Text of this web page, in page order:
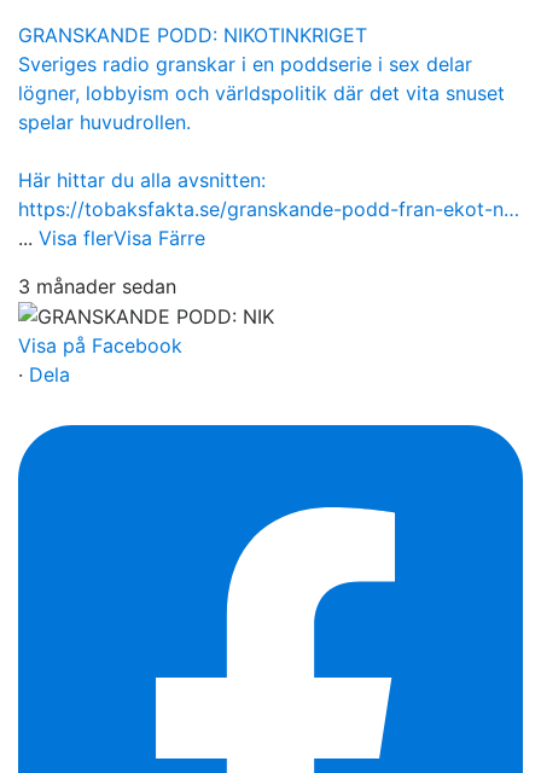
GRANSKANDE PODD: NIKOTINKRIGET
Sveriges radio granskar i en poddserie i sex delar
lögner, lobbyism och världspolitik där det vita snuset
spelar huvudrollen.
Här hittar du alla avsnitten:
https://tobaksfakta.se/granskande-podd-fran-ekot-n…
... Visa flerVisa Färre
3 månader sedan
Visa på Facebook
· Dela